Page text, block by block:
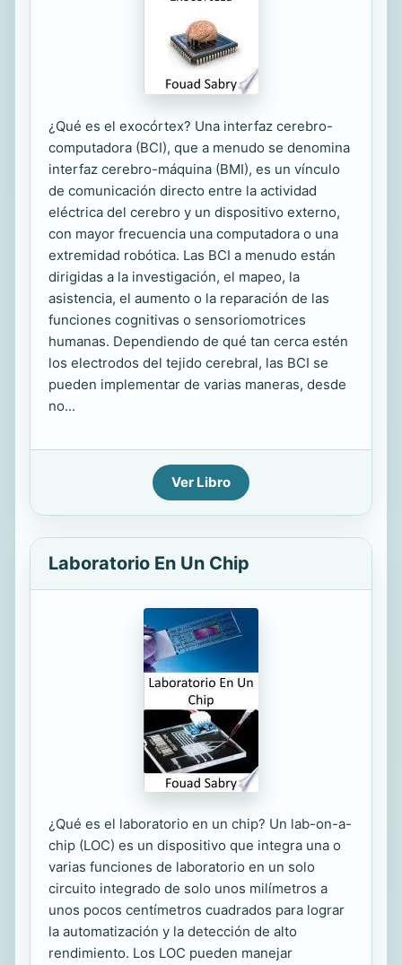
¿Qué es el exocórtex? Una interfaz cerebro-
computadora (BCI), que a menudo se denomina
interfaz cerebro-máquina (BMI), es un vínculo
de comunicación directo entre la actividad
eléctrica del cerebro y un dispositivo externo,
con mayor frecuencia una computadora o una
extremidad robótica. Las BCI a menudo están
dirigidas a la investigación, el mapeo, la
asistencia, el aumento o la reparación de las
funciones cognitivas o sensoriomotrices
humanas. Dependiendo de qué tan cerca estén
los electrodos del tejido cerebral, las BCI se
pueden implementar de varias maneras, desde
no...
Ver Libro
Laboratorio En Un Chip
¿Qué es el laboratorio en un chip? Un lab-on-a-
chip (LOC) es un dispositivo que integra una o
varias funciones de laboratorio en un solo
circuito integrado de solo unos milímetros a
unos pocos centímetros cuadrados para lograr
la automatización y la detección de alto
rendimiento. Los LOC pueden manejar